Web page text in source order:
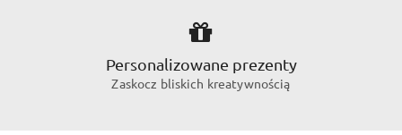
Personalizowane prezenty
Zaskocz bliskich kreatywnością